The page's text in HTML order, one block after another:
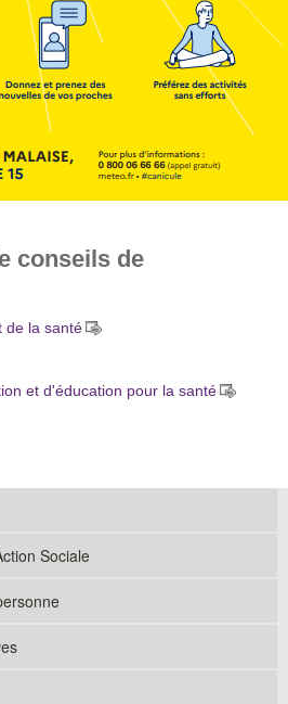
conseils de
de la santé
et d'éducation pour la santé
Sociale